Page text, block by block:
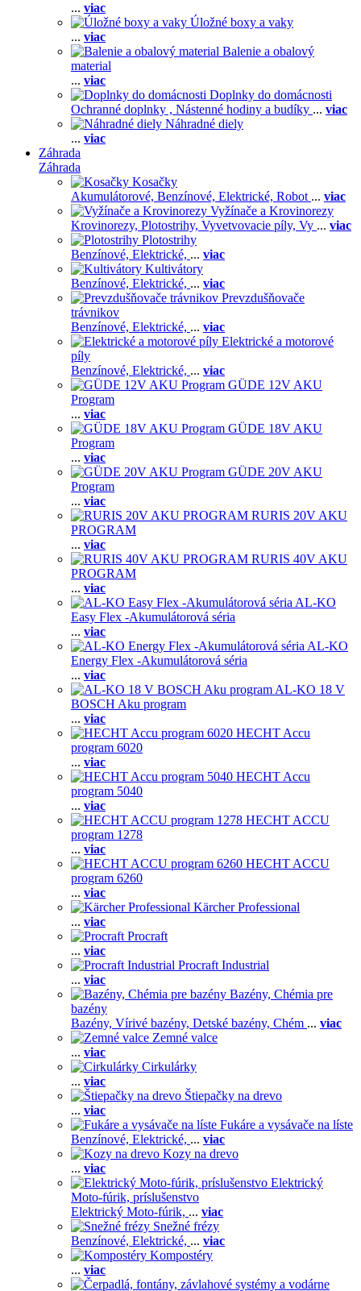
... viac
Úložné boxy a vaky
... viac
Balenie a obalový
material
... viac
Doplnky do domácnosti
Ochranné doplnky , Nástenné hodiny a budíky ... viac
Náhradné diely
... viac
Záhrada
Záhrada
Kosačky
Akumulátorové, Benzínové, Elektrické, Robot ... viac
Vyžínače a Krovinorezy
Krovinorezy, Plotostrihy, Vyvetvovacie píly, Vy ... viac
Plotostrihy
Benzínové, Elektrické, ... viac
Kultivátory
Benzínové, Elektrické, ... viac
Prevzdušňovače
trávnikov
Benzínové, Elektrické, ... viac
Elektrické a motorové
píly
Benzínové, Elektrické, ... viac
GÜDE 12V AKU
Program
... viac
GÜDE 18V AKU
Program
... viac
GÜDE 20V AKU
Program
... viac
RURIS 20V AKU
PROGRAM
... viac
RURIS 40V AKU
PROGRAM
... viac
AL-KO
Easy Flex -Akumulátorová séria
... viac
AL-KO
Energy Flex -Akumulátorová séria
... viac
AL-KO 18 V
BOSCH Aku program
... viac
HECHT Accu
program 6020
... viac
HECHT Accu
program 5040
... viac
HECHT ACCU
program 1278
... viac
HECHT ACCU
program 6260
... viac
Kärcher Professional
... viac
Procraft
... viac
Procraft Industrial
... viac
Bazény, Chémia pre
bazény
Bazény, Vírivé bazény, Detské bazény, Chém ... viac
Zemné valce
... viac
Cirkulárky
... viac
Štiepačky na drevo
... viac
Fukáre a vysávače na líste
Benzínové, Elektrické, ... viac
Kozy na drevo
... viac
Elektrický
Moto-fúrik, príslušenstvo
Elektrický Moto-fúrik, ... viac
Snežné frézy
Benzínové, Elektrické, ... viac
Kompostéry
... viac